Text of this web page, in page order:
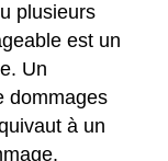
plusieurs
est un
Un
dommages
à un